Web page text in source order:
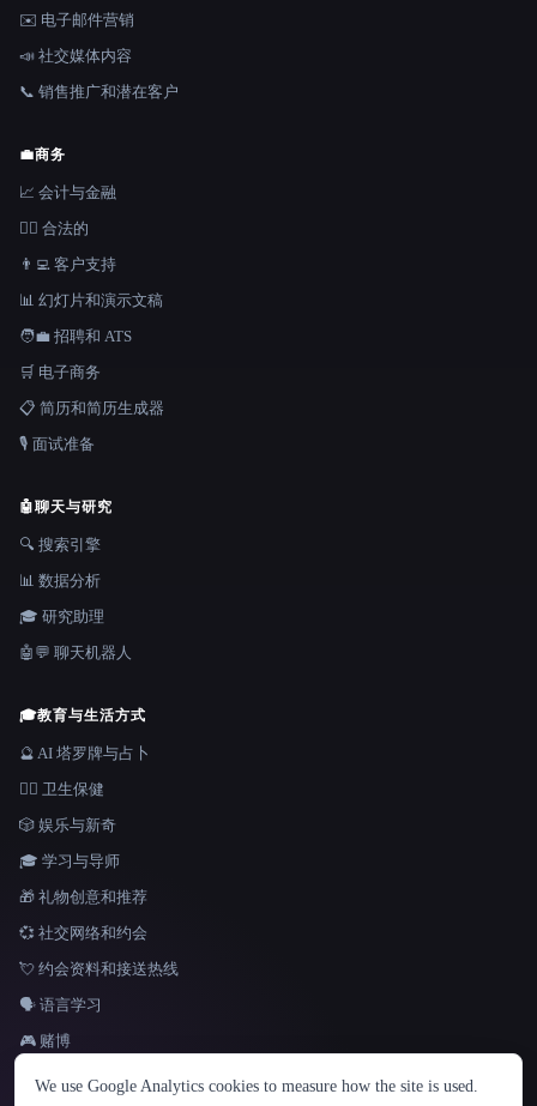
语言
English español Français Русский 简体中文
✉️ 电子邮件营销
📣 社交媒体内容
📞 销售推广和潜在客户
💼商务
📈 会计与金融
👩‍⚖️ 合法的
👨‍💻 客户支持
📊 幻灯片和演示文稿
🧑‍💼 招聘和 ATS
🛒 电子商务
📋 简历和简历生成器
🎙️ 面试准备
🤖聊天与研究
🔍 搜索引擎
📊 数据分析
🎓 研究助理
🤖💬 聊天机器人
🎓教育与生活方式
🔮 AI 塔罗牌与占卜
👩‍⚕️ 卫生保健
🎲 娱乐与新奇
🎓 学习与导师
🎁 礼物创意和推荐
💞 社交网络和约会
💘 约会资料和接送热线
🗣️ 语言学习
🎮 赌博
We use Google Analytics cookies to measure how the site is used.